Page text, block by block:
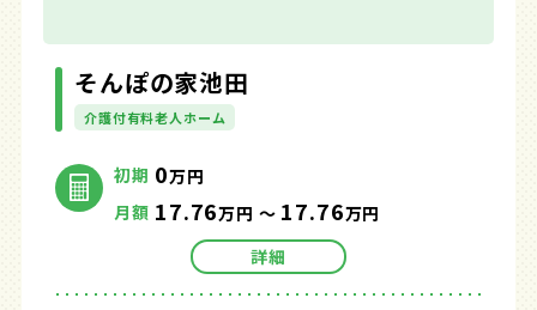
そんぽの家池田
介護付有料老人ホーム
初期 0万円
月額 17.76万円 ～ 17.76万円
詳細